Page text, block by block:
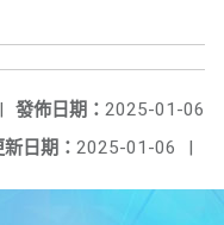
發佈日期： 2025-01-06
|
日期： 2025-01-06 |